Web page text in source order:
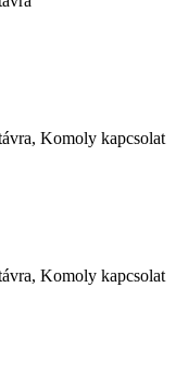
Komoly kapcsolat
Komoly kapcsolat